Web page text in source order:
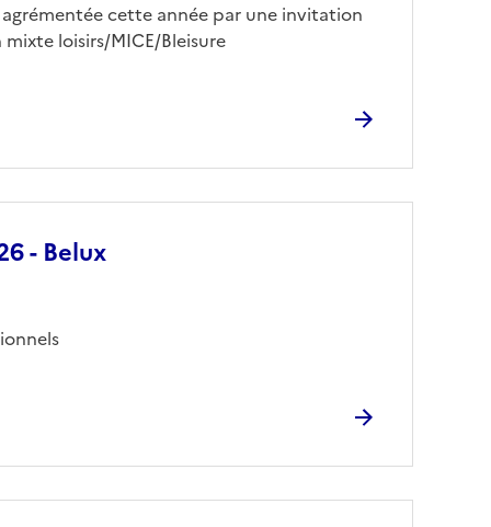
cette année par une invitation
loisirs/MICE/Bleisure
- Belux